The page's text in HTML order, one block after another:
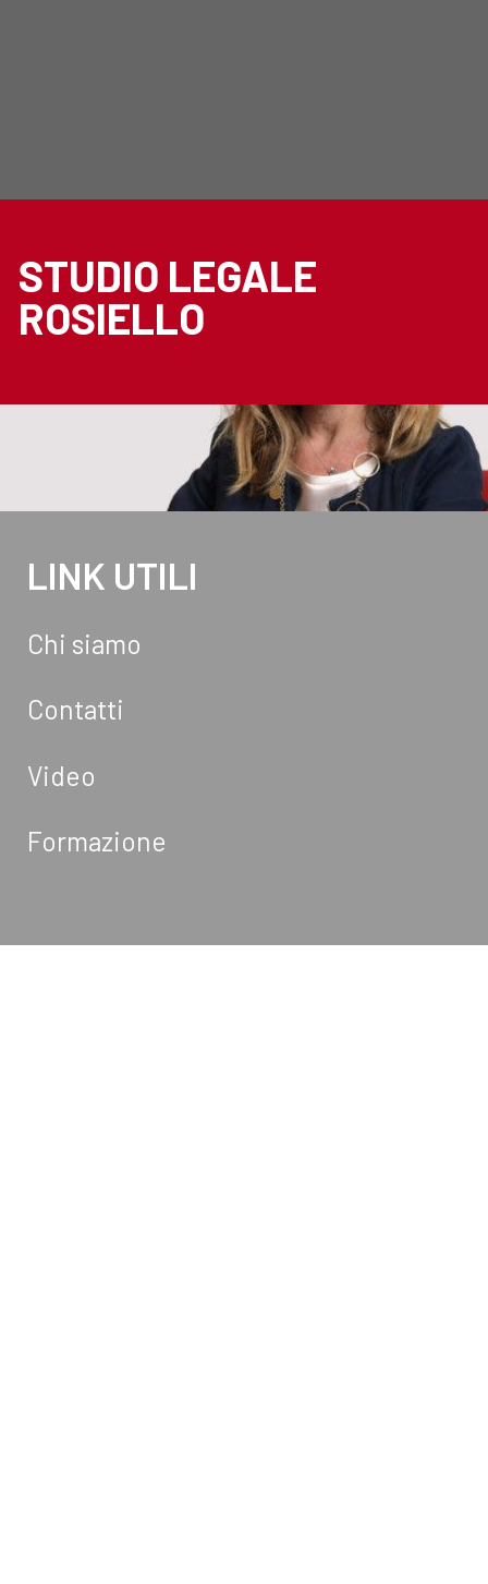
STUDIO LEGALE
ROSIELLO
LINK UTILI
Chi siamo
Contatti
Video
Formazione